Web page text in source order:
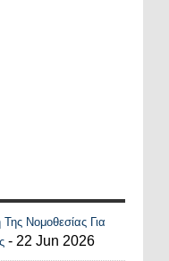
Recent Posts Widget
Νομοθεσίας Για
- 22 Jun 2026